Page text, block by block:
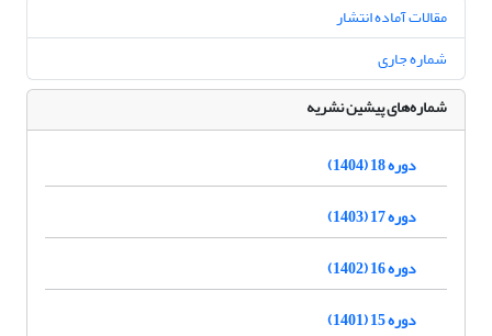
مقالات آماده انتشار
شماره جاری
شماره‌های پیشین نشریه
دوره 18 (1404)
دوره 17 (1403)
دوره 16 (1402)
دوره 15 (1401)